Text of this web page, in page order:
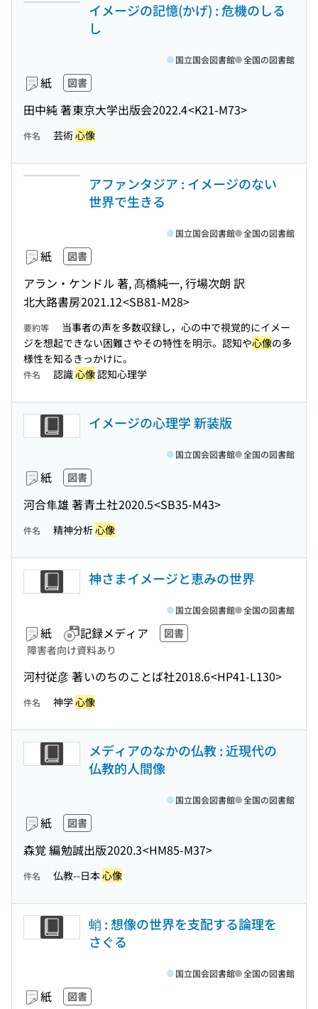
イメージの記憶(かげ) : 危機のしる
し
紙 図書
田中純 著東京大学出版会2022.4<K21-M73>
国立国会図書館 全国の図書館
件名 芸術心像
アファンタジア : イメージのない
世界で生きる
紙 図書
アラン・ケンドル 著, 髙橋純一, 行場次朗 訳
北大路書房2021.12<SB81-M28>
国立国会図書館 全国の図書館
要約等
当事者の声を多数収録し，心の中で視覚的にイメー
ジを想起できない困難さやその特性を明示。認知や心像の多
様性を知るきっかけに。
件名 認識心像認知心理学
イメージの心理学 新装版
紙 図書
河合隼雄 著青土社2020.5<SB35-M43>
国立国会図書館 全国の図書館
件名 精神分析心像
神さまイメージと恵みの世界
紙 記録メディア
図書
障害者向け資料あり
河村従彦 著いのちのことば社2018.6<HP41-L130>
国立国会図書館 全国の図書館
件名 神学心像
メディアのなかの仏教 : 近現代の
仏教的人間像
紙 図書
森覚 編勉誠出版2020.3<HM85-M37>
国立国会図書館 全国の図書館
件名 仏教--日本心像
蛸 : 想像の世界を支配する論理を
さぐる
紙 図書
国立国会図書館 全国の図書館